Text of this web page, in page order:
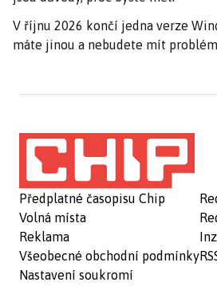
V říjnu 2026 končí jedna verze
máte jinou a nebudete mít problém
Předplatné časopisu Chip
Volná místa
Reklama
Všeobecné obchodní podmínky
Nastavení soukromí